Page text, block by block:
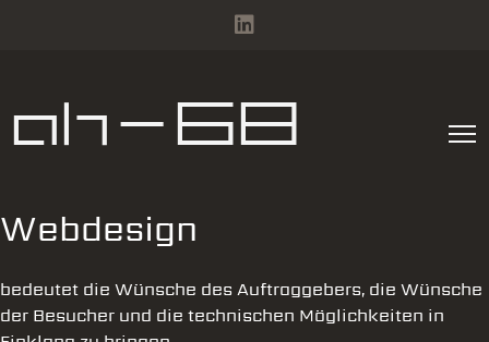
ah-68
Webdesign
bedeutet die Wünsche des Auftraggebers, die Wünsche
der Besucher und die technischen Möglichkeiten in